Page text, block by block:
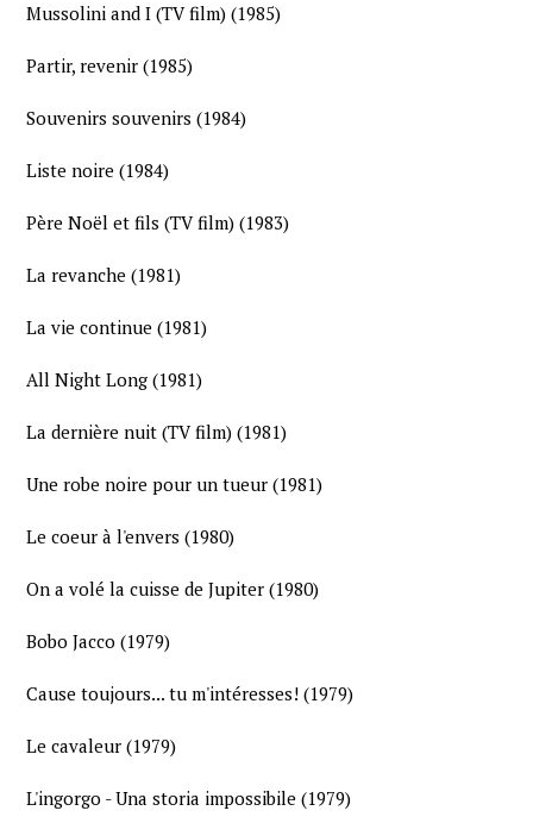
Mussolini and I (TV film) (1985)
Partir, revenir (1985)
Souvenirs souvenirs (1984)
Liste noire (1984)
Père Noël et fils (TV film) (1983)
La revanche (1981)
La vie continue (1981)
All Night Long (1981)
La dernière nuit (TV film) (1981)
Une robe noire pour un tueur (1981)
Le coeur à l'envers (1980)
On a volé la cuisse de Jupiter (1980)
Bobo Jacco (1979)
Cause toujours... tu m'intéresses! (1979)
Le cavaleur (1979)
L'ingorgo - Una storia impossibile (1979)